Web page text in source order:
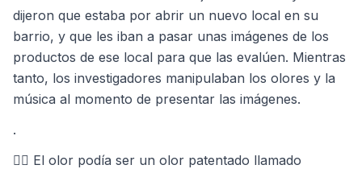
dijeron que estaba por abrir un nuevo local en su
barrio, y que les iban a pasar unas imágenes de los
productos de ese local para que las evalúen. Mientras
tanto, los investigadores manipulaban los olores y la
música al momento de presentar las imágenes.
.
🧝‍♀ El olor podía ser un olor patentado llamado